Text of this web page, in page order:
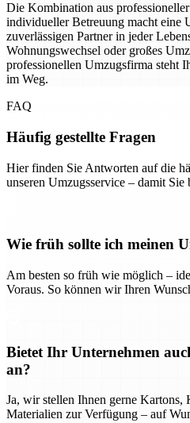
Die Kombination aus
individueller Betreuung macht eine
zuverlässigen Partner in jeder
Wohnungswechsel oder großes
professionellen Umzugsfirma steht
im Weg.
FAQ
Häufig gestellte Fragen
Hier finden Sie Antworten auf die
unseren Umzugsservice – damit Sie
Wie früh sollte ich meinen
Am besten so früh wie möglich –
Voraus. So können wir Ihren
Bietet Ihr Unternehmen
an?
Ja, wir stellen Ihnen gerne Kartons,
Materialien zur Verfügung – auf